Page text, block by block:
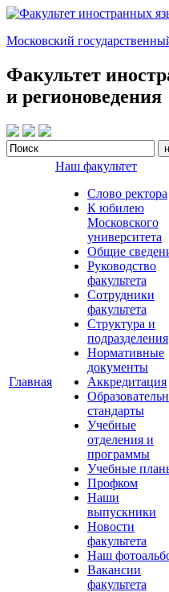
Московский
Факультет
и регионоведения
Главная
Наш факультет
Слово ректора
К юбилею
Московского
университета
Общие
Руководство
факультета
Сотрудники
факультета
Структура и
подразделения
Нормативные
документы
Аккредитация
стандарты
Учебные
отделения и
программы
Учебные
Профком
Наши
выпускники
Новости
факультета
Наш
Вакансии
факультета